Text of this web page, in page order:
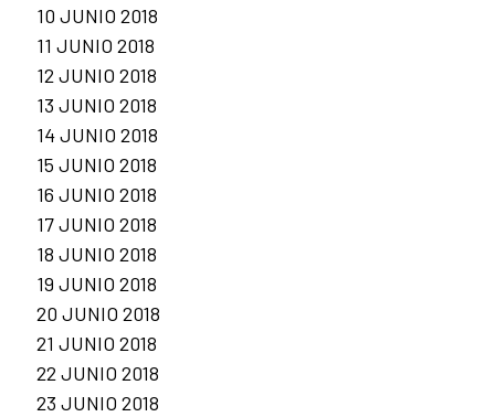
10 JUNIO 2018
11 JUNIO 2018
12 JUNIO 2018
13 JUNIO 2018
14 JUNIO 2018
15 JUNIO 2018
16 JUNIO 2018
17 JUNIO 2018
18 JUNIO 2018
19 JUNIO 2018
20 JUNIO 2018
21 JUNIO 2018
22 JUNIO 2018
23 JUNIO 2018